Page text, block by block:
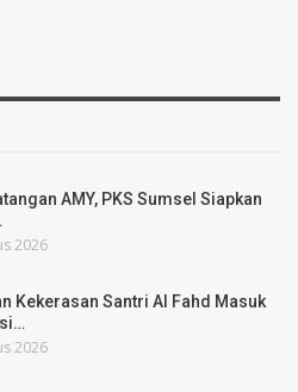
AMY, PKS Sumsel Siapkan
2026
Kekerasan Santri Al Fahd Masuk
2026